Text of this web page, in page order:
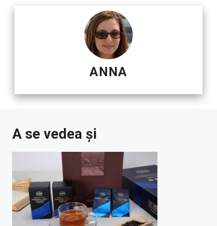
ANNA
A se vedea și